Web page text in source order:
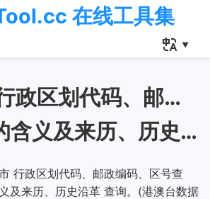
在线工具集
井冈山市 行政区划代码、邮政编码、区号查询
义及来历、历史沿革
行政区划代码、邮政编码、区号查
及来历、历史沿革 查询。(港澳台数据